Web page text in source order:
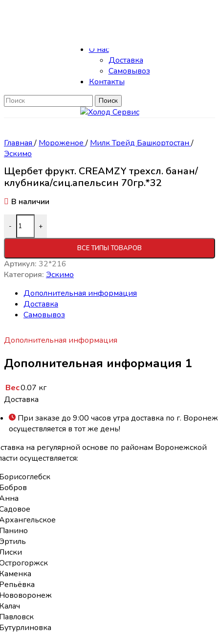
О нас
Доставка
Самовывоз
Контакты
Поиск
Главная/ Мороженое/ Милк Трейд Башкортостан/
Эскимо
Щербет фрукт. CREAMZY трехсл. банан/
клубника/сиц.апельсин 70гр.*32
В наличии
- +
ВСЕ ТИПЫ ТОВАРОВ
Артикул: 32*216
Категория: Эскимо
Дополнительная информация
Доставка
Самовывоз
Дополнительная информация
Дополнительная информация 1
Вес0.07 кг
Доставка
При заказе до 9:00 часов утра доставка по г. Воронеж
осуществляется в тот же день!
на регулярной основе по районам Воронежской
осуществляется: